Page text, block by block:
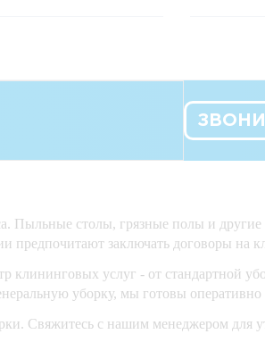
Пыльные столы, грязные полы и
предпочитают заключать договоры на
услуг - от стандартной
уборку, мы готовы оперативно
Свяжитесь с нашим менеджером для